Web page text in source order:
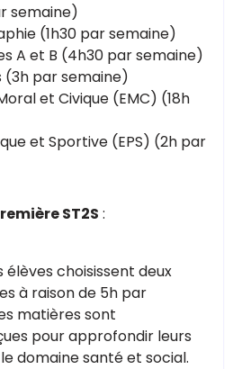
semaine)
(1h30 par semaine)
A et B (4h30 par semaine)
par semaine)
et Civique (EMC) (18h
et Sportive (EPS) (2h par
ST2S :
élèves choisissent deux
à raison de 5h par
matières sont
pour approfondir leurs
domaine santé et social.